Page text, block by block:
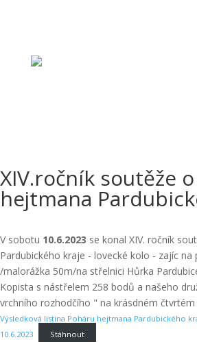
XIV.ročník soutěže
hejtmana
V sobotu 10.6.2023 se konal XIV. ročník
Pardubického kraje - lovecké kolo - zajíc
/malorážka 50m/na střelnici Hůrka
Kopista s nástřelem 258 bodů a našeho
vrchního rozhodčího " na krásdném čtvrtém
Výsledková listina Poháru hejtmana Pardubického
10.6.2023
Stáhnout